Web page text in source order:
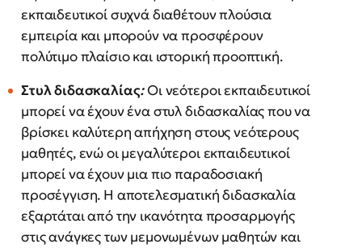
εκπαιδευτικοί συχνά διαθέτουν πλούσια
εμπειρία και μπορούν να προσφέρουν
πολύτιμο πλαίσιο και ιστορική προοπτική.
Στυλ διδασκαλίας:Οι νεότεροι εκπαιδευτικοί
μπορεί να έχουν ένα στυλ διδασκαλίας που να
βρίσκει καλύτερη απήχηση στους νεότερους
μαθητές, ενώ οι μεγαλύτεροι εκπαιδευτικοί
μπορεί να έχουν μια πιο παραδοσιακή
προσέγγιση. Η αποτελεσματική διδασκαλία
εξαρτάται από την ικανότητα προσαρμογής
στις ανάγκες των μεμονωμένων μαθητών και